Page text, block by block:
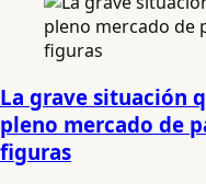
La grave situación
pleno mercado de
figuras